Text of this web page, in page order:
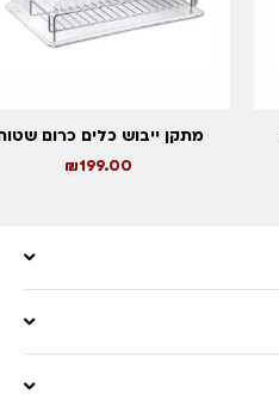
מתקן ייבוש כלים כרום
199.00
₪